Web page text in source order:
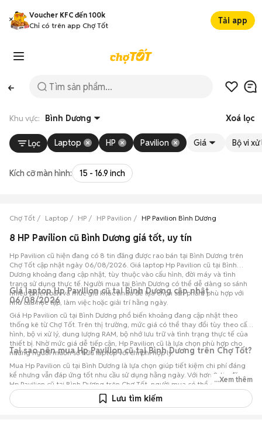
Voucher KFC đến 100k
Chỉ có trên app Chợ Tốt
Tải app
Khu vực: Bình Dương Xoá lọc
Lọc Laptop HP Pavilion Giá Bộ vi xử
Kích cỡ màn hình: 15 - 16.9 inch
Chợ Tốt Laptop HP HP Pavilion HP Pavilion Bình Dương
8 HP Pavilion cũ Bình Dương giá tốt, uy tín
Hp Pavilion cũ hiện đang có 8 tin đăng được rao bán tại Bình Dương trên
Chợ Tốt cập nhật ngày 06/08/2026. Giá laptop Hp Pavilion cũ tại Bình
Dương khoảng đang cập nhật, tùy thuộc vào cấu hình, đời máy và tình
trạng sử dụng thực tế. Người mua tại Bình Dương có thể dễ dàng so sánh
nhiều phiên bản và mức giá khác nhau để lựa chọn sản phẩm phù hợp với
nhu cầu học tập, làm việc hoặc giải trí hằng ngày.
Giá laptop Hp Pavilion cũ tại Bình Dương cập nhật
06/08/2026
Giá Hp Pavilion cũ tại Bình Dương phổ biến khoảng đang cập nhật theo
thống kê từ Chợ Tốt. Trên thị trường, mức giá có thể thay đổi tùy theo cấu
hình, bộ vi xử lý, dung lượng RAM, bộ nhớ lưu trữ và tình trạng thực tế của
thiết bị. Nhờ mức giá dễ tiếp cận, Hp Pavilion cũ là lựa chọn phù hợp cho
những người muốn sở hữu laptop với chi phí hợp lý.
Tại sao nên mua Hp Pavilion cũ tại Bình Dương trên Chợ Tốt?
Mua Hp Pavilion cũ tại Bình Dương là lựa chọn giúp tiết kiệm chi phí đáng
kể nhưng vẫn đáp ứng tốt nhu cầu sử dụng hằng ngày. Với hơn 8 tin đăng
Hp Pavilion cũ tại Bình Dương trên Chợ Tốt, người mua có thể dễ dàng
tham khảo nhiều mức giá và tình trạng máy khác nhau để lựa chọn sản
phẩm phù hợp với nhu cầu và ngân sách.
...Xem thêm
Lưu tìm kiếm